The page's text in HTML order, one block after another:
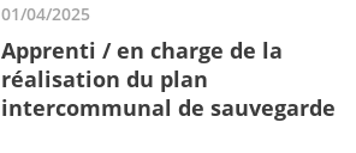
01/04/2025
Apprenti / en charge de la
réalisation du plan
intercommunal de sauvegarde